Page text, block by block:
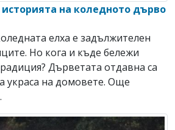
на коледното дърво
елха е задължителен
Но кога и къде бележи
Дърветата отдавна са
украса на домовете. Още